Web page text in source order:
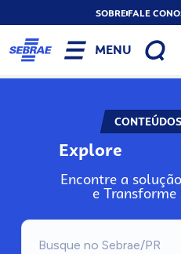
SOBREFALE
MENU
Explore
Encontre a
e Transforme